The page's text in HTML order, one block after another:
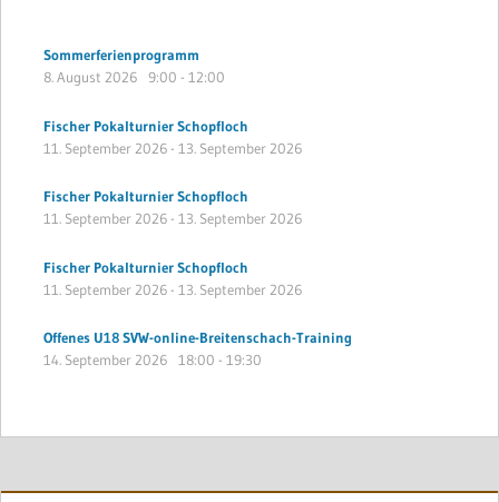
Sommerferienprogramm
8. August 2026 9:00 - 12:00
Fischer Pokalturnier Schopfloch
11. September 2026- 13. September 2026
Fischer Pokalturnier Schopfloch
11. September 2026- 13. September 2026
Fischer Pokalturnier Schopfloch
11. September 2026- 13. September 2026
Offenes U18 SVW-online-Breitenschach-Training
14. September 2026 18:00 - 19:30